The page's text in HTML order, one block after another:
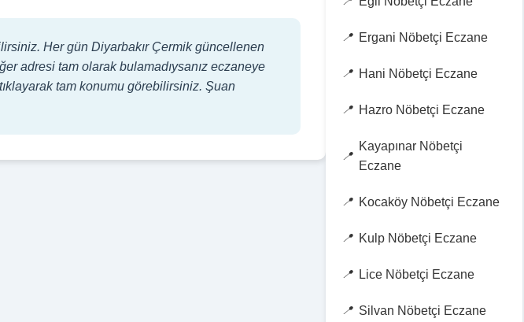
Her gün Diyarbakır Çermik güncellenen
adresi tam olarak bulamadıysanız eczaneye
tam konumu görebilirsiniz. Şuan
Ergani Nöbetçi Eczane
Hani Nöbetçi Eczane
Hazro Nöbetçi Eczane
Kayapınar Nöbetçi
Eczane
Kocaköy Nöbetçi Eczane
Kulp Nöbetçi Eczane
Lice Nöbetçi Eczane
Silvan Nöbetçi Eczane